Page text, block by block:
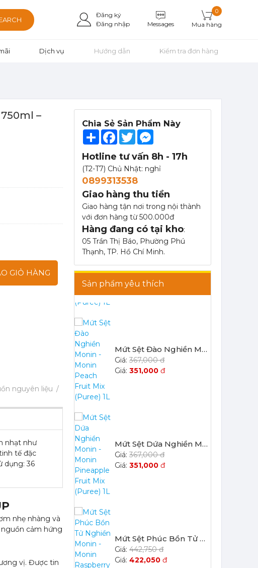
Đăng ký
Đăng nhập
Messages
0
Mua hàng
Dịch vụ Hướng dẫn Kiểm tra đơn hàng
Chia Sẻ Sản Phẩm Này
ShareFacebook
Twitter
Hotline tư vấn 8h - 17h
(T2-T7) Chủ Nhật: nghỉ
0899313538
Giao hàng thu tiền
Giao hàng tận nơi trong nội thành
với đơn hàng từ 500.000đ
Hàng đang có tại kho:
05 Trần Thị Báo, Phường Phú
Thạnh, TP. Hồ Chí Minh.
Sản phẩm yêu thích
367,000 đ
351,000
403,700 đ
386,100đ
Mứt Sệt Đào Nghiền Monin - Monin Peach Fruit Mix (Puree) 1L
367,000 đ
351,000 đ
Mứt Sệt Dứa Nghiền Monin - Monin Pineapple Fruit Mix (Puree) 1L
367,000 đ
351,000 đ
Mứt Sệt Phúc Bồn Tử Nghiền Monin - Monin Raspberry Fruit Mix (Puree) 1L
442,750 đ
422,050 đ
–
GIỎ HÀNG
nguyên liệu
nhạt như
tế đặc
dụng: 36
nhẹ nhàng và
cảm hứng
vị. Được tin